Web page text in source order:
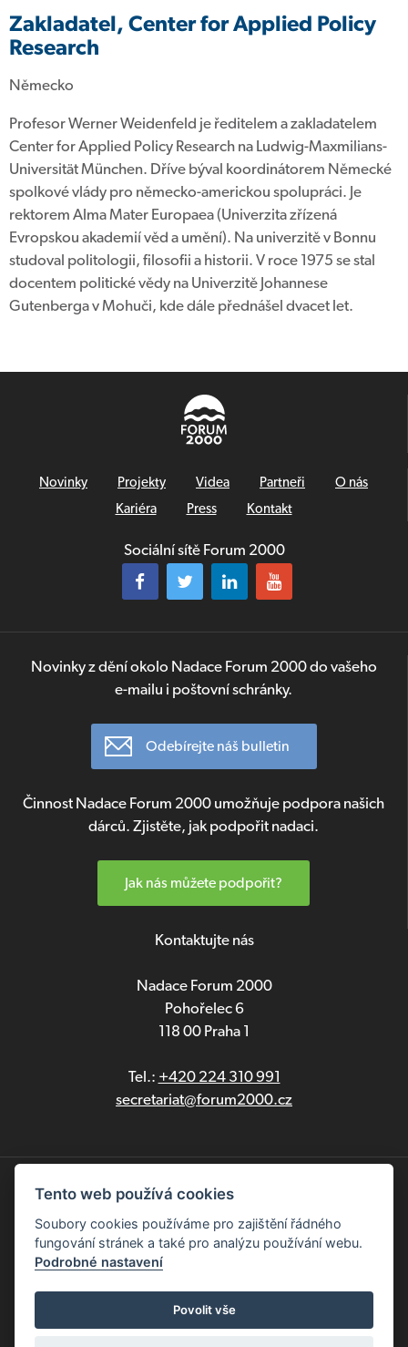
Zakladatel, Center for Applied Policy
Research
Německo
Profesor Werner Weidenfeld je ředitelem a zakladatelem
Center for Applied Policy Research na Ludwig-Maxmilians-
Universität München. Dříve býval koordinátorem Německé
spolkové vlády pro německo-americkou spolupráci. Je
rektorem Alma Mater Europaea (Univerzita zřízená
Evropskou akademií věd a umění). Na univerzitě v Bonnu
studoval politologii, filosofii a historii. V roce 1975 se stal
docentem politické vědy na Univerzitě Johannese
Gutenberga v Mohuči, kde dále přednášel dvacet let.
Novinky Projekty Videa Partneři
O nás
Kariéra
Press Kontakt
Sociální sítě Forum 2000
Novinky z dění okolo Nadace Forum 2000 do vašeho
e-mailu i poštovní schránky.
Odebírejte náš bulletin
Činnost Nadace Forum 2000 umožňuje podpora našich
dárců. Zjistěte, jak podpořit nadaci.
Jak nás můžete podpořit?
Kontaktujte nás
Nadace Forum 2000
Pohořelec 6
118 00 Praha 1
Tel.: +420 224 310 991
secretariat@forum2000.cz
Ochrana osobních údajů
English
vyhrazena
Tento web používá cookies
Soubory cookies používáme pro zajištění řádného
fungování stránek a také pro analýzu používání webu.
Podrobné nastavení
Povolit vše